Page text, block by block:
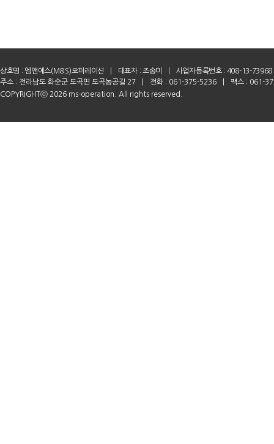
상호명 : 엠앤에스(M&S)오퍼레이션 대표자 : 조송미
사업자등록번호 : 408-13-73968
주소 : 전라남도 화순군 도곡면 도곡농공길 27
전화 : 061-375-5236
팩스 : 061-
COPYRIGHTⓒ 2026 ms-operation. All rights reserved.